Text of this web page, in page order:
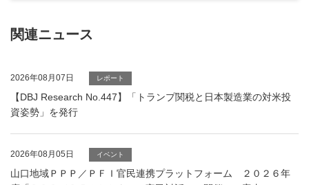
関連ニュース
2026年08月07日 レポート
【DBJ Research No.447】「トランプ関税と日本製造業の対米投
資姿勢」を発行
2026年08月05日 イベント
山口地域ＰＰＰ／ＰＦＩ官民連携プラットフォーム ２０２６年